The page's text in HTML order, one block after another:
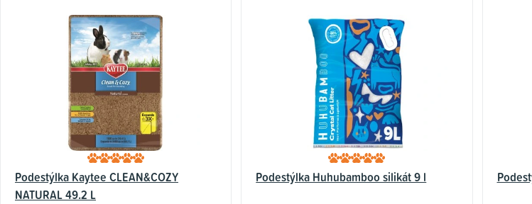
Podestýlka Kaytee CLEAN&COZY
NATURAL 49.2 L
Podestýlka Huhubamboo silikát 9 l